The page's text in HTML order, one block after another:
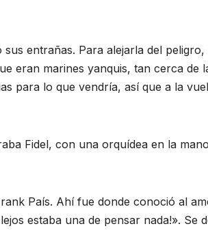
entrañas. Para alejarla del
eran marines yanquis, tan cerca
para lo que vendría, así que a la
Fidel, con una orquídea en la
País. Ahí fue donde conoció al
estaba una de pensar nada!». Se